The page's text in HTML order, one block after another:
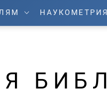
НАУКОМЕТРИЯ